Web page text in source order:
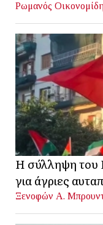
Ρωμανός
Η σύλληψη του
για άγριες
Ξενοφών Α.